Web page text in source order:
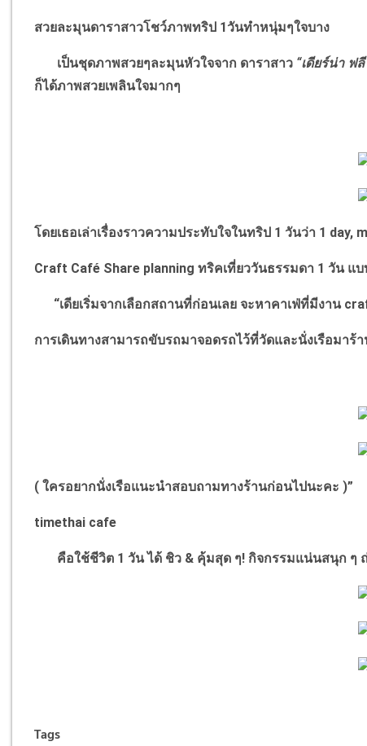
สวยละมุนดาราสาวโชว์ภาพทริป 1วันทำหนุ่มๆใจบาง
เป็นชุดภาพสวยๆละมุนหัวใจจาก ดาราสาว “เดียร์น่า ฟ
ก็ได้ภาพสวยเพลินใจมากๆ
โดยเธอเล่าเรื่องราวความประทับใจในทริป 1 วันว่า 1 day,
Craft Café Share planningทริคเที่ยววันธรรมดา 1 วัน แ
“เดียเริ่มจากเลือกสถานที่ก่อนเลย จะหาคาเฟ่ที่มีงาน
การเดินทางสามารถขับรถมาจอดรถไว้ที่วัดและนั่งเรือมา
( ใครอยากนั่งเรือแนะนำสอบถามทางร้านก่อนไปนะคะ )”
timethai cafe
คือใช้ชีวิต 1 วัน ได้ ชิว & คุ้มสุด ๆ! กิจกรรมแน่นสนุก ๆ
Tags